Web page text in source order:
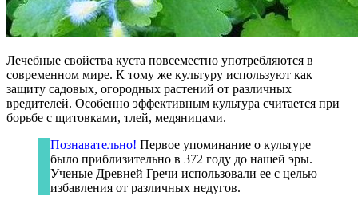
Лечебные свойства куста повсеместно употребляются в
современном мире. К тому же культуру используют как
защиту садовых, огородных растений от различных
вредителей. Особенно эффективным культура считается при
борьбе с щитовками, тлей, медяницами.
Познавательно! Первое упоминание о культуре
было приблизительно в 372 году до нашей эры.
Ученые Древней Гречи использовали ее с целью
избавления от различных недугов.